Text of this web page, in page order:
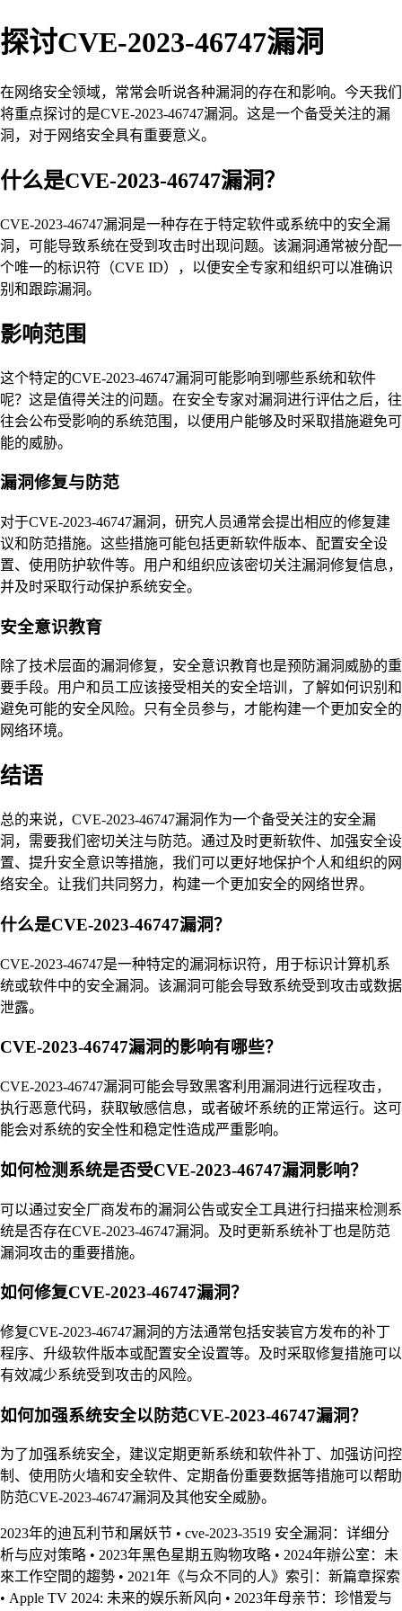
探讨CVE-2023-46747漏洞
在网络安全领域，常常会听说各种漏洞的存在和影响。今天我们
将重点探讨的是CVE-2023-46747漏洞。这是一个备受关注的漏
洞，对于网络安全具有重要意义。
什么是CVE-2023-46747漏洞？
CVE-2023-46747漏洞是一种存在于特定软件或系统中的安全漏
洞，可能导致系统在受到攻击时出现问题。该漏洞通常被分配一
个唯一的标识符（CVE ID），以便安全专家和组织可以准确识
别和跟踪漏洞。
影响范围
这个特定的CVE-2023-46747漏洞可能影响到哪些系统和软件
呢？这是值得关注的问题。在安全专家对漏洞进行评估之后，往
往会公布受影响的系统范围，以便用户能够及时采取措施避免可
能的威胁。
漏洞修复与防范
对于CVE-2023-46747漏洞，研究人员通常会提出相应的修复建
议和防范措施。这些措施可能包括更新软件版本、配置安全设
置、使用防护软件等。用户和组织应该密切关注漏洞修复信息，
并及时采取行动保护系统安全。
安全意识教育
除了技术层面的漏洞修复，安全意识教育也是预防漏洞威胁的重
要手段。用户和员工应该接受相关的安全培训，了解如何识别和
避免可能的安全风险。只有全员参与，才能构建一个更加安全的
网络环境。
结语
总的来说，CVE-2023-46747漏洞作为一个备受关注的安全漏
洞，需要我们密切关注与防范。通过及时更新软件、加强安全设
置、提升安全意识等措施，我们可以更好地保护个人和组织的网
络安全。让我们共同努力，构建一个更加安全的网络世界。
什么是CVE-2023-46747漏洞？
CVE-2023-46747是一种特定的漏洞标识符，用于标识计算机系
统或软件中的安全漏洞。该漏洞可能会导致系统受到攻击或数据
泄露。
CVE-2023-46747漏洞的影响有哪些？
CVE-2023-46747漏洞可能会导致黑客利用漏洞进行远程攻击，
执行恶意代码，获取敏感信息，或者破坏系统的正常运行。这可
能会对系统的安全性和稳定性造成严重影响。
如何检测系统是否受CVE-2023-46747漏洞影响？
可以通过安全厂商发布的漏洞公告或安全工具进行扫描来检测系
统是否存在CVE-2023-46747漏洞。及时更新系统补丁也是防范
漏洞攻击的重要措施。
如何修复CVE-2023-46747漏洞？
修复CVE-2023-46747漏洞的方法通常包括安装官方发布的补丁
程序、升级软件版本或配置安全设置等。及时采取修复措施可以
有效减少系统受到攻击的风险。
如何加强系统安全以防范CVE-2023-46747漏洞？
为了加强系统安全，建议定期更新系统和软件补丁、加强访问控
制、使用防火墙和安全软件、定期备份重要数据等措施可以帮助
防范CVE-2023-46747漏洞及其他安全威胁。
2023年的迪瓦利节和屠妖节 • cve-2023-3519 安全漏洞：详细分
析与应对策略 • 2023年黑色星期五购物攻略 • 2024年辦公室：未
來工作空間的趨勢 • 2021年《与众不同的人》索引：新篇章探索
• Apple TV 2024: 未来的娱乐新风向 • 2023年母亲节：珍惜爱与